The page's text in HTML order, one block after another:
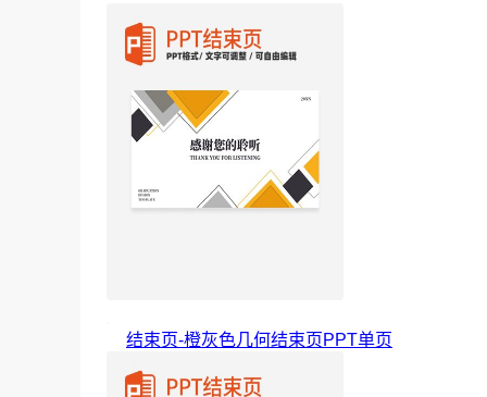
结束页-橙灰色几何结束页PPT单页